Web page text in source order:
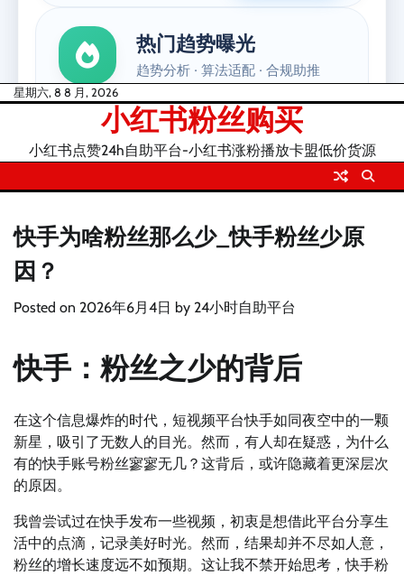
Skip星期六, 8 8 月, 2026
小红书粉丝购买
小红书点赞24h自助平台-小红书涨粉播放卡盟低价货源
快手为啥粉丝那么少_快手粉丝少原
因？
Posted on 2026年6月4日 by 24小时自助平台
快手：粉丝之少的背后
在这个信息爆炸的时代，短视频平台快手如同夜空中的一颗
新星，吸引了无数人的目光。然而，有人却在疑惑，为什么
有的快手账号粉丝寥寥无几？这背后，或许隐藏着更深层次
的原因。
我曾尝试过在快手发布一些视频，初衷是想借此平台分享生
活中的点滴，记录美好时光。然而，结果却并不尽如人意，
粉丝的增长速度远不如预期。这让我不禁开始思考，快手粉